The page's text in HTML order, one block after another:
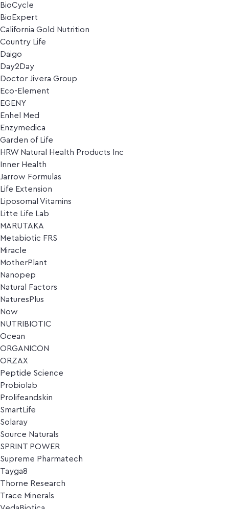
BioCycle
BioExpert
California Gold Nutrition
Country Life
Daigo
Day2Day
Doctor Jivera Group
Eco-Element
EGENY
Enhel Med
Enzymedica
Garden of Life
HRW Natural Health Products Inc
Inner Health
Jarrow Formulas
Life Extension
Liposomal Vitamins
Litte Life Lab
MARUTAKA
Metabiotic FRS
Miracle
MotherPlant
Nanopep
Natural Factors
NaturesPlus
Now
NUTRIBIOTIC
Ocean
ORGANICON
ORZAX
Peptide Science
Probiolab
Prolifeandskin
SmartLife
Solaray
Source Naturals
SPRINT POWER
Supreme Pharmatech
Tayga8
Thorne Research
Trace Minerals